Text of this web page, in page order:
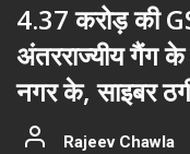
4.37 करोड़ की
अंतरराज्यीय गैंग के
नगर के, साइबर
Rajeev Chawla